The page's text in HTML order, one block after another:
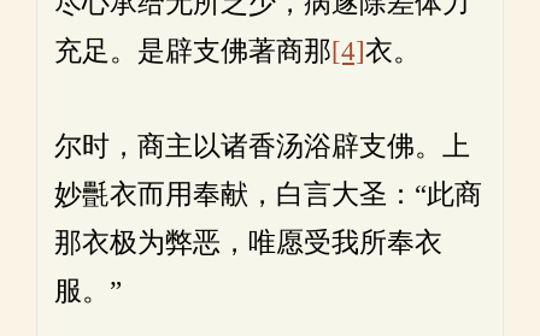
充足。是辟支佛著商那[4]衣。
尔时，商主以诸香汤浴辟支佛。上
妙㲲衣而用奉献，白言大圣：“此商
那衣极为弊恶，唯愿受我所奉衣
服。”